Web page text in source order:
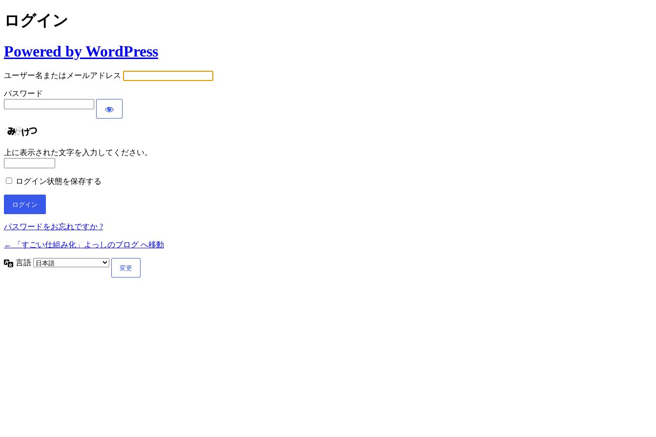
ログイン
Powered by WordPress
ユーザー名またはメールアドレス
パスワード
上に表示された文字を入力してください。
ログイン状態を保存する
パスワードをお忘れですか ?
← 「すごい仕組み化」よっしのブログ へ移動
言語